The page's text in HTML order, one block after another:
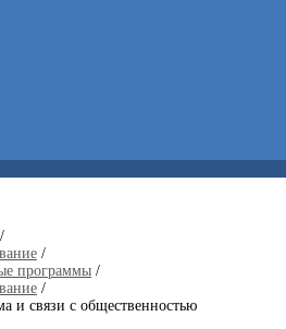
/
/
программы /
/
и связи с общественностью